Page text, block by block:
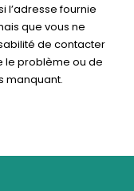
l’adresse fournie
que vous ne
de contacter
le problème ou de
manquant.